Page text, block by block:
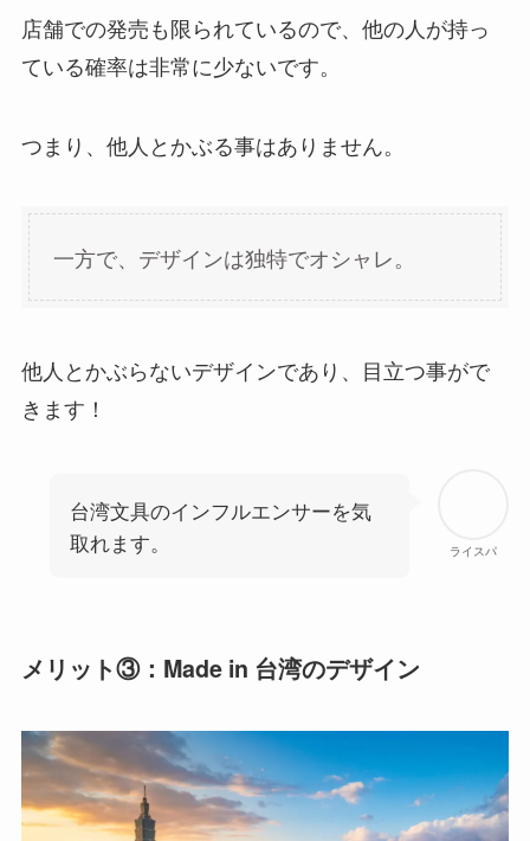
店舗での発売も限られているので、他の人が持っ
ている確率は非常に少ないです。
つまり、他人とかぶる事はありません。
一方で、デザインは独特でオシャレ。
他人とかぶらないデザインであり、目立つ事がで
きます！
ライスパ
台湾文具のインフルエンサーを気
取れます。
メリット③：Made in 台湾のデザイン